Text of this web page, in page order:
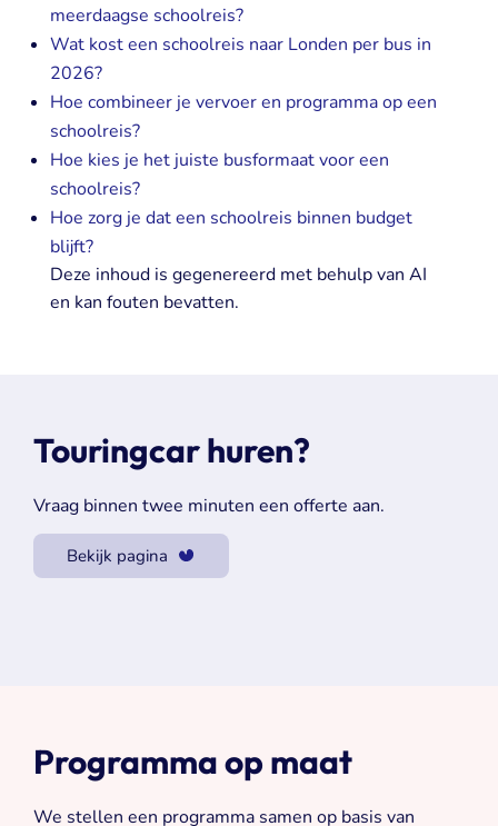
meerdaagse schoolreis?
Wat kost een schoolreis naar Londen per bus in
2026?
Hoe combineer je vervoer en programma op een
schoolreis?
Hoe kies je het juiste busformaat voor een
schoolreis?
Hoe zorg je dat een schoolreis binnen budget
blijft?
Deze inhoud is gegenereerd met behulp van AI
en kan fouten bevatten.
Touringcar huren?
Vraag binnen twee minuten een offerte aan.
Bekijk pagina
Programma op maat
We stellen een programma samen op basis van